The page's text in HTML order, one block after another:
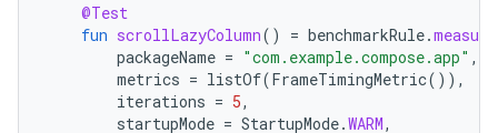
@Test
fun scrollLazyColumn() = benchmarkRule.
packageName = "com.example.compose.app" ,
metrics = listOf(FrameTimingMetric()),
iterations = 5,
startupMode = StartupMode.WARM,